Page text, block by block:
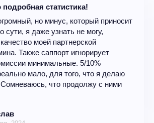
статистика!
но минус, который приносит
сути, я даже узнать не могу,
моей партнерской
Также саппорт игнорирует
минимальные. 5/10%
мало, для того, что я делаю
что продолжу с ними